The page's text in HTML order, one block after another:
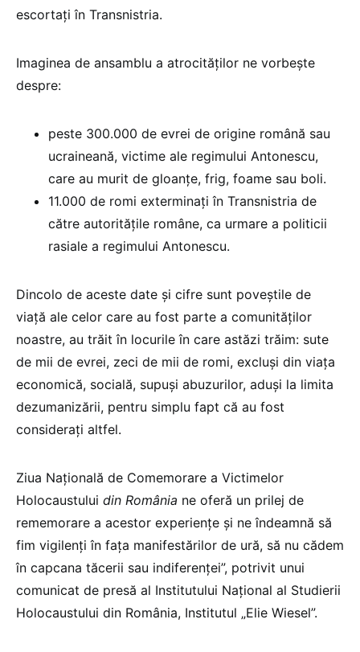
escortați în Transnistria.
Imaginea de ansamblu a atrocităților ne vorbește
despre:
peste 300.000 de evrei de origine română sau
ucraineană, victime ale regimului Antonescu,
care au murit de gloanțe, frig, foame sau boli.
11.000 de romi exterminați în Transnistria de
către autorităţile române, ca urmare a politicii
rasiale a regimului Antonescu.
Dincolo de aceste date și cifre sunt poveștile de
viață ale celor care au fost parte a comunităților
noastre, au trăit în locurile în care astăzi trăim: sute
de mii de evrei, zeci de mii de romi, excluși din viața
economică, socială, supuși abuzurilor, aduși la limita
dezumanizării, pentru simplu fapt că au fost
considerați altfel.
Ziua Națională de Comemorare a Victimelor
Holocaustului din România ne oferă un prilej de
rememorare a acestor experiențe și ne îndeamnă să
fim vigilenți în fața manifestărilor de ură, să nu cădem
în capcana tăcerii sau indiferenței”, potrivit unui
comunicat de presă al Institutului Național al Studierii
Holocaustului din România, Institutul „Elie Wiesel”.